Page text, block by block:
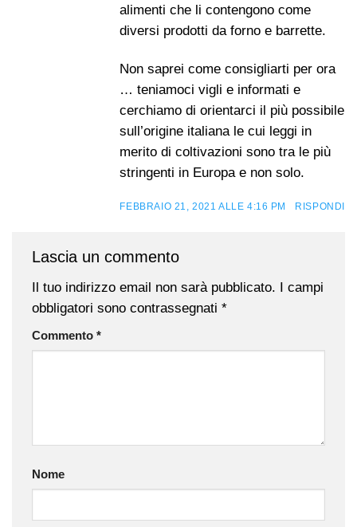
alimenti che li contengono come
diversi prodotti da forno e barrette.
Non saprei come consigliarti per ora
… teniamoci vigli e informati e
cerchiamo di orientarci il più possibile
sull’origine italiana le cui leggi in
merito di coltivazioni sono tra le più
stringenti in Europa e non solo.
FEBBRAIO 21, 2021 ALLE 4:16 PM RISPONDI
Lascia un commento
Il tuo indirizzo email non sarà pubblicato.
I campi
obbligatori sono contrassegnati *
Commento *
Nome